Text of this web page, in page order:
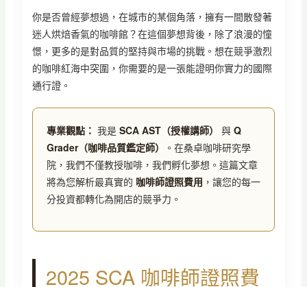
你是否曾經夢想過，在城市的某個角落，擁有一間散發著
迷人烘焙香氣的咖啡館？在這個夢想背後，除了浪漫的憧
憬，更多的是對品質的堅持與市場的挑戰。想在競爭激烈
的咖啡紅海中突圍，你需要的是一張能證明你實力的國際
通行證。
專業觀點： 我是 SCA AST（授權講師） 與 Q
Grader（咖啡品質鑑定師）
。在桑卓咖啡研究學
院，我們不僅教授咖啡，我們孵化夢想。這篇文章
將為您解析最真實的 咖啡師證照費用 ，讓您的每一
分投資都轉化為開店的競爭力。
2025 SCA 咖啡師證照費